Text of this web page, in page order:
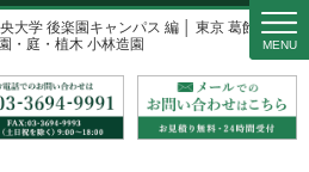
大学 後楽園キャンパス 編 │ 東京 葛飾区 都内
・庭・植木 小林造園
MENU